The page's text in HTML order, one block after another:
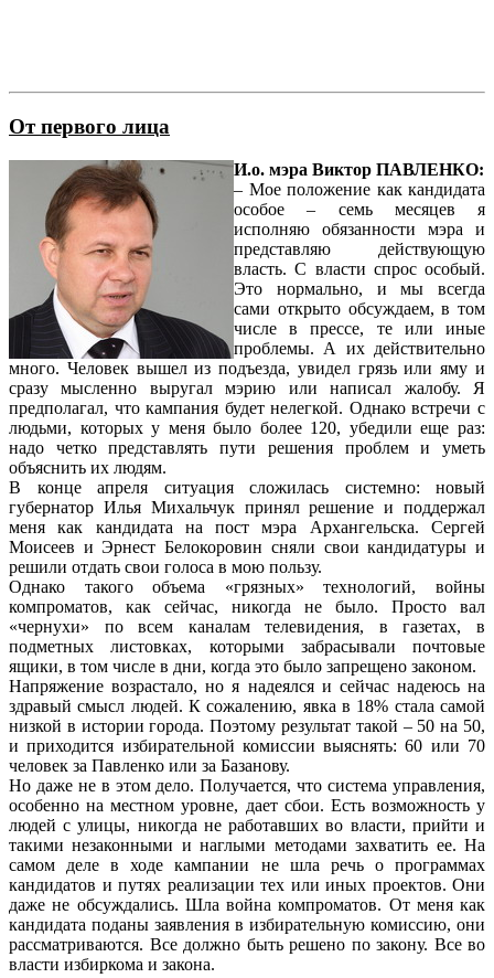
От первого лица
И.о. мэра Виктор ПАВЛЕНКО:
– Мое положение как кандидата
особое – семь месяцев я
исполняю обязанности мэра и
представляю действующую
власть. C власти спрос особый.
Это нормально, и мы всегда
сами открыто обсуждаем, в том
числе в прессе, те или иные
проблемы. А их действительно
много. Человек вышел из подъезда, увидел грязь или яму и
сразу мысленно выругал мэрию или написал жалобу. Я
предполагал, что кампания будет нелегкой. Однако встречи с
людьми, которых у меня было более 120, убедили еще раз:
надо четко представлять пути решения проблем и уметь
объяснить их людям.
В конце апреля ситуация сложилась системно: новый
губернатор Илья Михальчук принял решение и поддержал
меня как кандидата на пост мэра Архангельска. Сергей
Моисеев и Эрнест Белокоровин сняли свои кандидатуры и
решили отдать свои голоса в мою пользу.
Однако такого объема «грязных» технологий, войны
компроматов, как сейчас, никогда не было. Просто вал
«чернухи» по всем каналам телевидения, в газетах, в
подметных листовках, которыми забрасывали почтовые
ящики, в том числе в дни, когда это было запрещено законом.
Напряжение возрастало, но я надеялся и сейчас надеюсь на
здравый смысл людей. К сожалению, явка в 18% стала самой
низкой в истории города. Поэтому результат такой – 50 на 50,
и приходится избирательной комиссии выяснять: 60 или 70
человек за Павленко или за Базанову.
Но даже не в этом дело. Получается, что система управления,
особенно на местном уровне, дает сбои. Есть возможность у
людей с улицы, никогда не работавших во власти, прийти и
такими незаконными и наглыми методами захватить ее. На
самом деле в ходе кампании не шла речь о программах
кандидатов и путях реализации тех или иных проектов. Они
даже не обсуждались. Шла война компроматов. От меня как
кандидата поданы заявления в избирательную комиссию, они
рассматриваются. Все должно быть решено по закону. Все во
власти избиркома и закона.